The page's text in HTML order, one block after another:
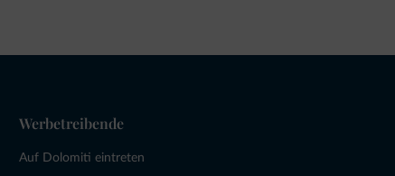
Werbetreibende
Auf Dolomiti eintreten